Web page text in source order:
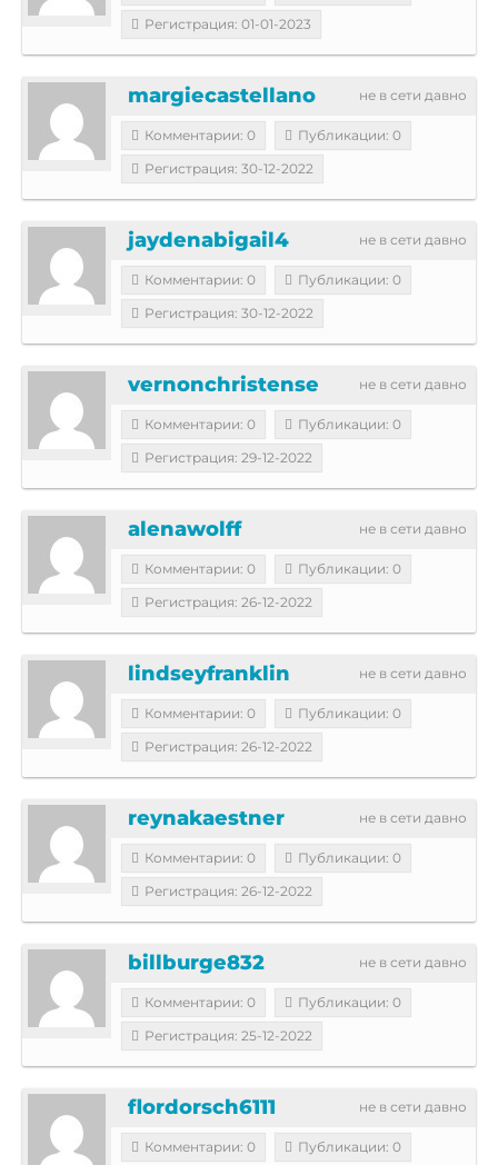
Регистрация: 01-01-2023
не в сети давно
margiecastellano
Комментарии: 0
Публикации: 0
Регистрация: 30-12-2022
не в сети давно
jaydenabigail4
Комментарии: 0
Публикации: 0
Регистрация: 30-12-2022
не в сети давно
vernonchristense
Комментарии: 0
Публикации: 0
Регистрация: 29-12-2022
не в сети давно
alenawolff
Комментарии: 0
Публикации: 0
Регистрация: 26-12-2022
не в сети давно
lindseyfranklin
Комментарии: 0
Публикации: 0
Регистрация: 26-12-2022
не в сети давно
reynakaestner
Комментарии: 0
Публикации: 0
Регистрация: 26-12-2022
не в сети давно
billburge832
Комментарии: 0
Публикации: 0
Регистрация: 25-12-2022
не в сети давно
flordorsch6111
Комментарии: 0
Публикации: 0